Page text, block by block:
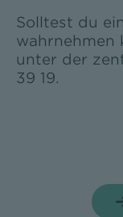
Solltest du
wahrnehmen
unter der
39 19.